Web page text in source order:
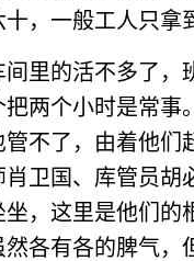
，一般工人只拿
的活不多了，
把两个小时是常事
管不了，由着他们
肖卫国、库管员胡
坐，这里是他们的
然各有各的脾气，